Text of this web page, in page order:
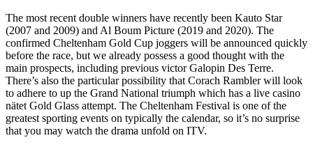
The most recent double winners have recently been Kauto Star
(2007 and 2009) and Al Boum Picture (2019 and 2020). The
confirmed Cheltenham Gold Cup joggers will be announced quickly
before the race, but we already possess a good thought with the
main prospects, including previous victor Galopin Des Terre.
There’s also the particular possibility that Corach Rambler will look
to adhere to up the Grand National triumph which has a live casino
nätet Gold Glass attempt. The Cheltenham Festival is one of the
greatest sporting events on typically the calendar, so it’s no surprise
that you may watch the drama unfold on ITV.